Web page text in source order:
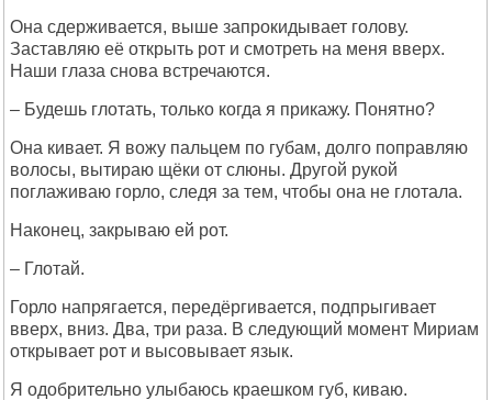
Она сдерживается, выше запрокидывает голову.
Заставляю её открыть рот и смотреть на меня вверх.
Наши глаза снова встречаются.
– Будешь глотать, только когда я прикажу. Понятно?
Она кивает. Я вожу пальцем по губам, долго поправляю
волосы, вытираю щёки от слюны. Другой рукой
поглаживаю горло, следя за тем, чтобы она не глотала.
Наконец, закрываю ей рот.
– Глотай.
Горло напрягается, передёргивается, подпрыгивает
вверх, вниз. Два, три раза. В следующий момент Мириам
открывает рот и высовывает язык.
Я одобрительно улыбаюсь краешком губ, киваю.